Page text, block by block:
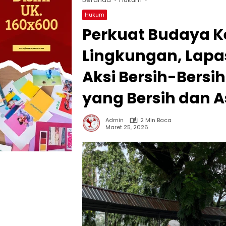
Hukum
Perkuat Budaya
Lingkungan,
Aksi Bersih-
yang Bersih dan
Admin
2 Min Baca
Maret 25, 2026